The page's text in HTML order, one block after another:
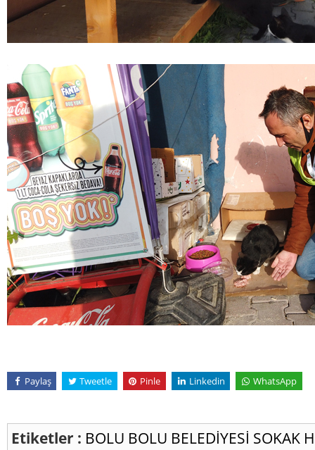
Paylaş Tweetle Pinle Linkedin WhatsApp
Etiketler : BOLU BOLU BELEDİYESİ SOKAK